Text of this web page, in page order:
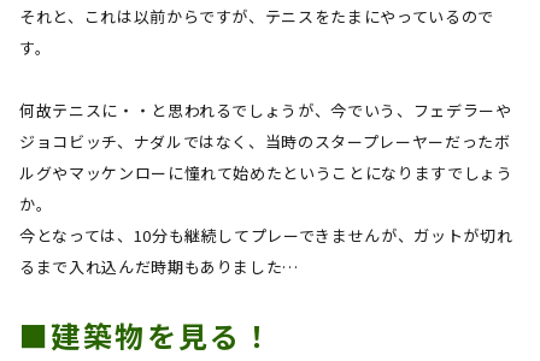
それと、これは以前からですが、テニスをたまにやっているので
す。
何故テニスに・・と思われるでしょうが、今でいう、フェデラーや
ジョコビッチ、ナダルではなく、当時のスタープレーヤーだったボ
ルグやマッケンローに憧れて始めたということになりますでしょう
か。
今となっては、 10分も継続してプレーできませんが、ガットが切れ
るまで入れ込んだ時期もありました…
■建築物を見る！